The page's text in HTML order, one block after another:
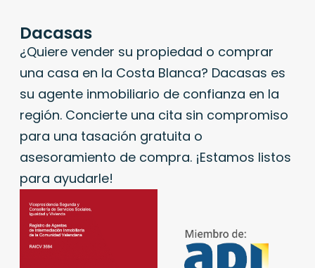
Dacasas
¿Quiere vender su propiedad o comprar
una casa en la Costa Blanca? Dacasas es
su agente inmobiliario de confianza en la
región. Concierte una cita sin compromiso
para una tasación gratuita o
asesoramiento de compra. ¡Estamos listos
para ayudarle!